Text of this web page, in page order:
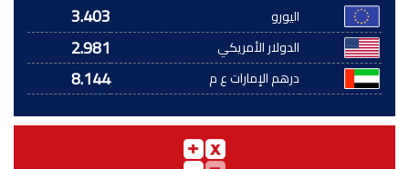
اليورو 3.403
الدولار الأمريكي 2.981
درهم الإمارات ع م 8.144